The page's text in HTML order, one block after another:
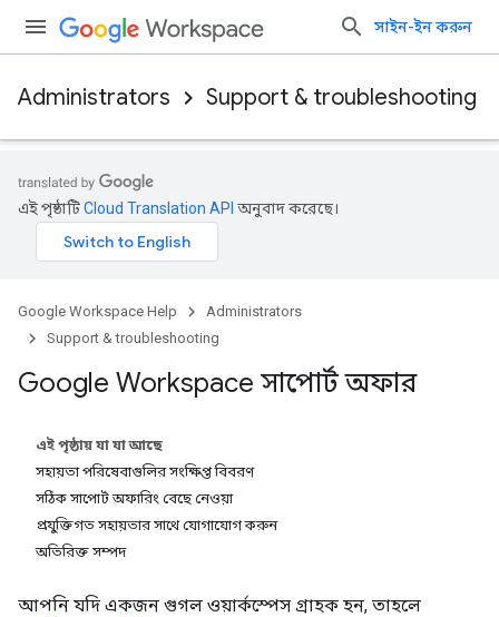
সাইন-ইন করুন
Administrators Support & troubleshooting
এই পৃষ্ঠাটিCloud Translation API অনুবাদ করেছে।
Google Workspace Help
Administrators
Support & troubleshooting
Google Workspace সাপোর্ট অফার
এই পৃষ্ঠায় যা যা আছে
সহায়তা পরিষেবাগুলির সংক্ষিপ্ত বিবরণ
সঠিক সাপোর্ট অফারিং বেছে নেওয়া
প্রযুক্তিগত সহায়তার সাথে যোগাযোগ করুন
অতিরিক্ত সম্পদ
আপনি যদি একজন গুগল ওয়ার্কস্পেস গ্রাহক হন, তাহলে